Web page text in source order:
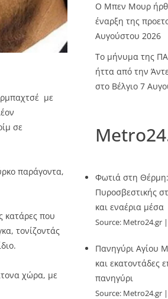
με
σε
παράγοντα,
κατάρες που
τονίζοντάς
χώρα, με
O Mπεν Μουρ
έναρξη της
Αυγούστου 2026
Το μήνυμα της
ήττα από την
στο Βέλγιο 7
Φωτιά στη
Πυροσβεστικής
και εναέρια μέσα
Source: Metro24.gr
Πανηγύρι Αγίου
και εκατοντάδες
πανηγύρι
Source: Metro24.gr